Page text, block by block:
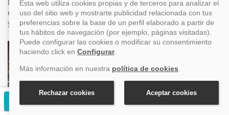
Durante el crucero se realizaran fotografías y las
expondremos en esta sección. Y si deseas, puedes adquirirlas
y pasarán a ser uno de los mejores recuerdos de tu crucero.